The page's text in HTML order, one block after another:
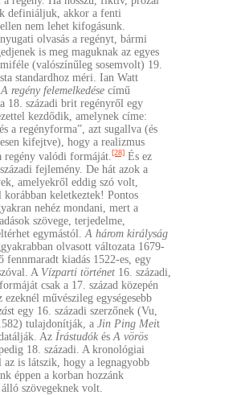
definiáljuk, akkor a fenti
nem lehet kifogásunk.
olvasás a regényt, bármi
is meg maguknak az egyes
(valószínűleg sosemvolt) 19.
standardhoz méri. Ian Watt
A regény felemelkedése című
18. századi brit regényről egy
kezdődik, amelynek címe:
a regényforma”, azt sugallva (és
kifejtve), hogy a realizmus
regény valódi formáját. [28] És ez
fejlemény. De hát azok a
amelyekről eddig szó volt,
korábban keletkeztek! Pontos
nehéz mondani, mert a
szövege, terjedelme,
egymástól. A három királyság
olvasott változata 1679-
fennmaradt kiadás 1522-es, egy
A Vízparti történet 16. századi,
csak a 17. század közepén
művészileg egységesebb
t egy 16. századi szerzőnek (Vu,
tulajdonítják, a Jin Ping Meit
Az Írástudók és A vörös
18. századi. A kronológiai
az is látszik, hogy a legnagyobb
éppen a korban hozzánk
szövegeknek volt.